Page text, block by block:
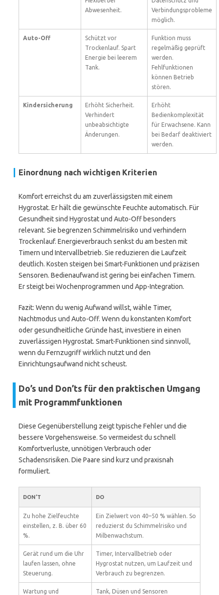
Abwesenheit.
Verbindungsprobleme
möglich.
Auto-Off
Schützt vor
Trockenlauf. Spart
Energie bei leerem
Tank.
Funktion muss
regelmäßig geprüft
werden.
Fehlfunktionen
können Betrieb
stören.
Kindersicherung
Erhöht Sicherheit.
Verhindert
unbeabsichtigte
Änderungen.
Erhöht
Bedienkomplexität
für Erwachsene. Kann
bei Bedarf deaktiviert
werden.
Einordnung nach wichtigen Kriterien
Komfort erreichst du am zuverlässigsten mit einem
Hygrostat. Er hält die gewünschte Feuchte automatisch. Für
Gesundheit sind Hygrostat und Auto-Off besonders
relevant. Sie begrenzen Schimmelrisiko und verhindern
Trockenlauf. Energieverbrauch senkst du am besten mit
Timern und Intervallbetrieb. Sie reduzieren die Laufzeit
deutlich. Kosten steigen bei Smart-Funktionen und präzisen
Sensoren. Bedienaufwand ist gering bei einfachen Timern.
Er steigt bei Wochenprogrammen und App-Integration.
Fazit: Wenn du wenig Aufwand willst, wähle Timer,
Nachtmodus und Auto-Off. Wenn du konstanten Komfort
oder gesundheitliche Gründe hast, investiere in einen
zuverlässigen Hygrostat. Smart-Funktionen sind sinnvoll,
wenn du Fernzugriff wirklich nutzt und den
Einrichtungsaufwand nicht scheust.
Do’s und Don’ts für den praktischen Umgang
mit Programmfunktionen
Diese Gegenüberstellung zeigt typische Fehler und die
bessere Vorgehensweise. So vermeidest du schnell
Komfortverluste, unnötigen Verbrauch oder
Schadensrisiken. Die Paare sind kurz und praxisnah
formuliert.
DON’T DO
Zu hohe Zielfeuchte
einstellen, z. B. über 60
%.
Ein Zielwert von 40–50 % wählen. So
reduzierst du Schimmelrisiko und
Milbenwachstum.
Gerät rund um die Uhr
laufen lassen, ohne
Steuerung.
Timer, Intervallbetrieb oder
Hygrostat nutzen, um Laufzeit und
Verbrauch zu begrenzen.
Wartung und
Tank, Düsen und Sensoren